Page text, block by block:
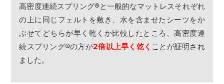
高密度連続スプリング®と一般的なマットレスそれぞれ
の上に同じフェルトを敷き、水を含ませたシーツをか
ぶせてどちらが早く乾くか比較したところ、高密度連
続スプリング®の方が2倍以上早く乾く ことが証明され
ました。